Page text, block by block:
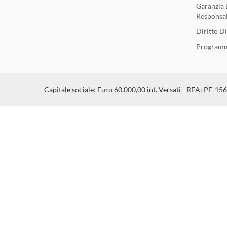
Garanzia
Diritto Di
Capitale sociale: Euro 60.000,00 int. Versati - REA: PE-